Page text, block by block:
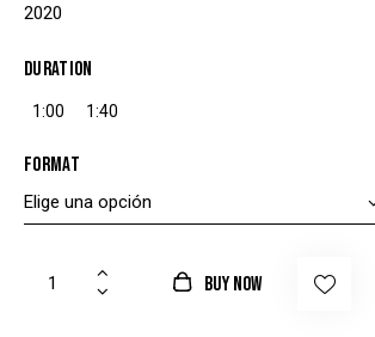
2020
Duration
1:00 1:40
Format
BUY NOW